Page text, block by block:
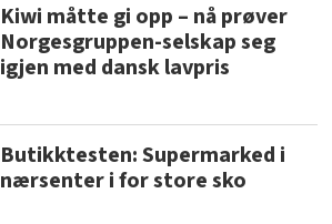
Kiwi måtte gi opp – nå prøver
Norgesgruppen-selskap seg
igjen med dansk lavpris
Butikktesten: Supermarked i
nærsenter i for store sko